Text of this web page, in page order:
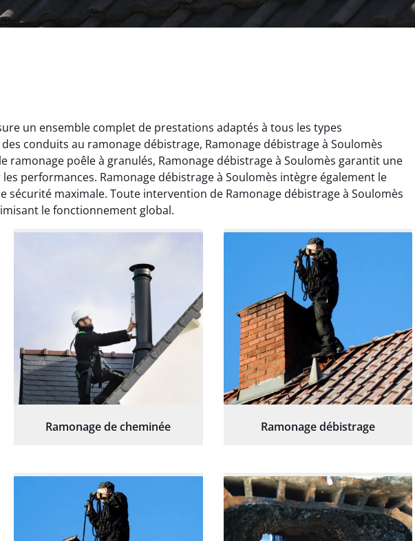
un ensemble complet de prestations adaptés à tous les types
conduits au ramonage débistrage, Ramonage débistrage à Soulomès
ramonage poêle à granulés, Ramonage débistrage à Soulomès garantit une
performances. Ramonage débistrage à Soulomès intègre également le
sécurité maximale. Toute intervention de Ramonage débistrage à Soulomès
le fonctionnement global.
Ramonage de cheminée Ramonage débistrage
Ramonage débistrage réalisé dans
les règles. Travail efficace, propre et
sans mauvaise surprise. Je
recommande.
14 juin 2025
Très bon service de ramonage
débistrage. Le conduit était très
encrassé et tout a été nettoyé
parfaitement. Travail soigné.